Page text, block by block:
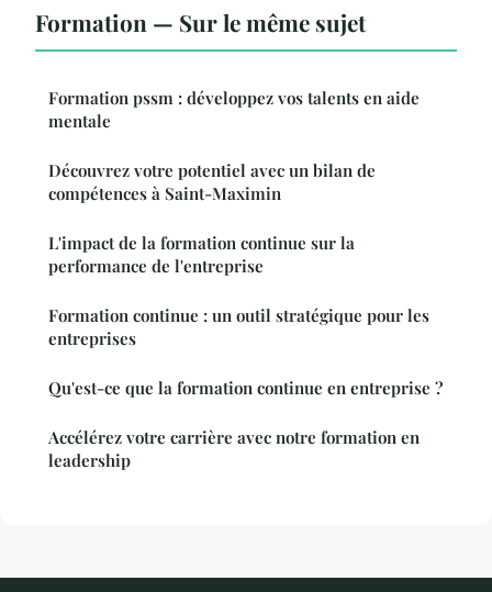
Formation — Sur le même sujet
Formation pssm : développez vos talents en aide
mentale
Découvrez votre potentiel avec un bilan de
compétences à Saint-Maximin
L'impact de la formation continue sur la
performance de l'entreprise
Formation continue : un outil stratégique pour les
entreprises
Qu'est-ce que la formation continue en entreprise ?
Accélérez votre carrière avec notre formation en
leadership